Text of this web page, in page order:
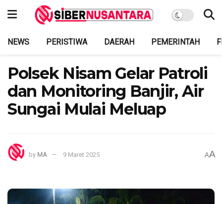
NEWS PERISTIWA DAERAH PEMERINTAH
Polsek Nisam Gelar Patroli
dan Monitoring Banjir, Air
Sungai Mulai Meluap
by MA 9 Maret 2025 AA